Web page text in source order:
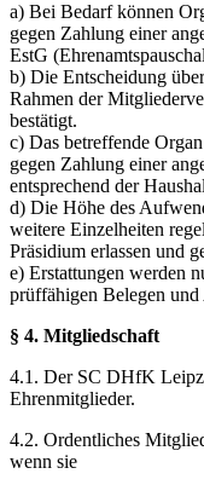
a) Bei Bedarf können
gegen Zahlung einer
EstG
b) Die Entscheidung
Rahmen der
bestätigt.
c) Das betreffende
gegen Zahlung einer
entsprechend der
d) Die Höhe des
weitere Einzelheiten
Präsidium erlassen und
e) Erstattungen werden
prüffähigen Belegen
§ 4. Mitgliedschaft
4.1. Der SC DHfK
Ehrenmitglieder.
4.2. Ordentliches
wenn sie